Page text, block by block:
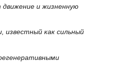
и жизненную
известный как сильный